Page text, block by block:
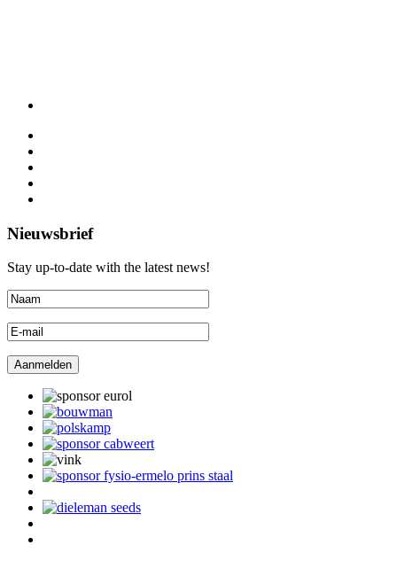
Nieuwsbrief
Stay up-to-date with the latest news!